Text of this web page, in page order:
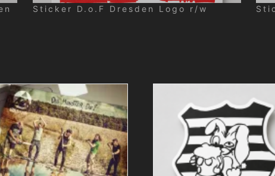
Sticker D.o.F Dresden Logo r/w